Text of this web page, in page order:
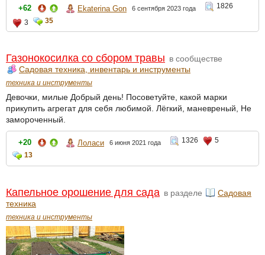
+62 Ekaterina Gon 6 сентября 2023 года
1826
3
35
Газонокосилка со сбором травы в сообществе
Садовая техника, инвентарь и инструменты
техника и инструменты
Девочки, милые Добрый день! Посоветуйте, какой марки
прикупить агрегат для себя любимой. Лёгкий, маневреный, Не
замороченный.
+20 Лоласи 6 июня 2021 года 1326
5
13
Капельное орошение для сада в разделе
Садовая
техника
техника и инструменты